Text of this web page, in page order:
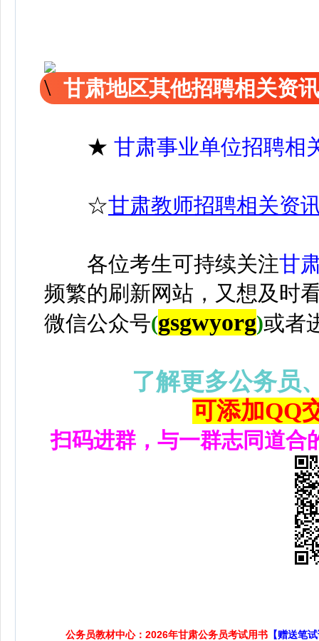
甘肃地区其他招聘相关资
★ 甘肃事业单位招聘相
☆甘肃教师招聘相关资
各位考生可持续关注甘
频繁的刷新网站，又想及时
微信公众号(gsgwyorg)或者
了解更多公务员
可添加QQ
扫码进群，与一群志同道合
公务员教材中心：2026年甘肃公务员考试用书 【赠送笔